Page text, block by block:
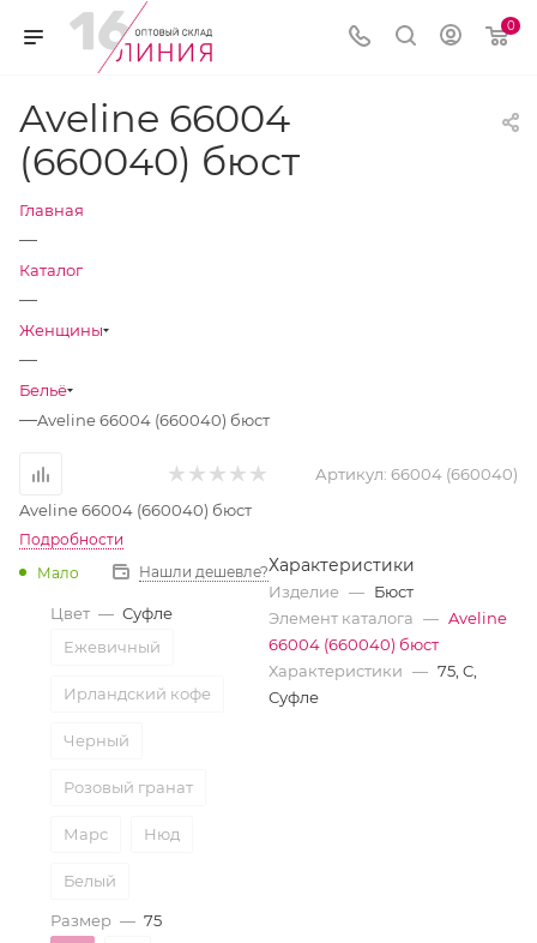
0
Aveline 66004
(660040) бюст
Главная
—
Каталог
—
Женщины
—
Бельё
—Aveline 66004 (660040) бюст
Артикул: 66004 (660040)
Aveline 66004 (660040) бюст
Подробности
Мало
Нашли дешевле?
Цвет — Суфле
Ежевичный
Ирландский кофе
Черный
Розовый гранат
Марс Нюд
Белый
Ночной ирис
Размер — 75
Характеристики
Изделие — Бюст
Элемент каталога — Aveline
66004 (660040) бюст
Характеристики — 75, C,
Суфле